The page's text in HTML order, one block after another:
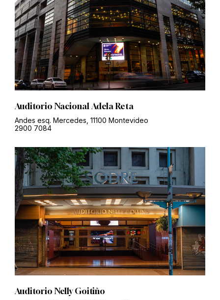
Auditorio Nacional Adela Reta
Andes esq. Mercedes, 11100 Montevideo
2900 7084
Auditorio Nelly Goitiño